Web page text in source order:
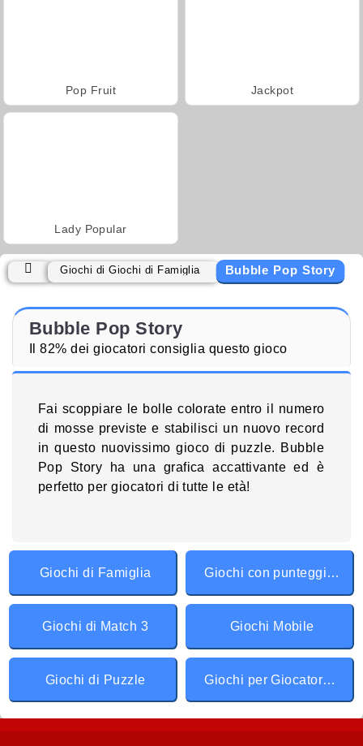
Pop Fruit Jackpot
Lady Popular
Giochi di Giochi di Famiglia Bubble Pop Story
Bubble Pop Story
Il 82% dei giocatori consiglia questo gioco
Fai scoppiare le bolle colorate entro il numero
di mosse previste e stabilisci un nuovo record
in questo nuovissimo gioco di puzzle. Bubble
Pop Story ha una grafica accattivante ed è
perfetto per giocatori di tutte le età!
Giochi di Famiglia Giochi con punteggi record
Giochi di Match 3 Giochi Mobile
Giochi di Puzzle Giochi per Giocatore Singolo